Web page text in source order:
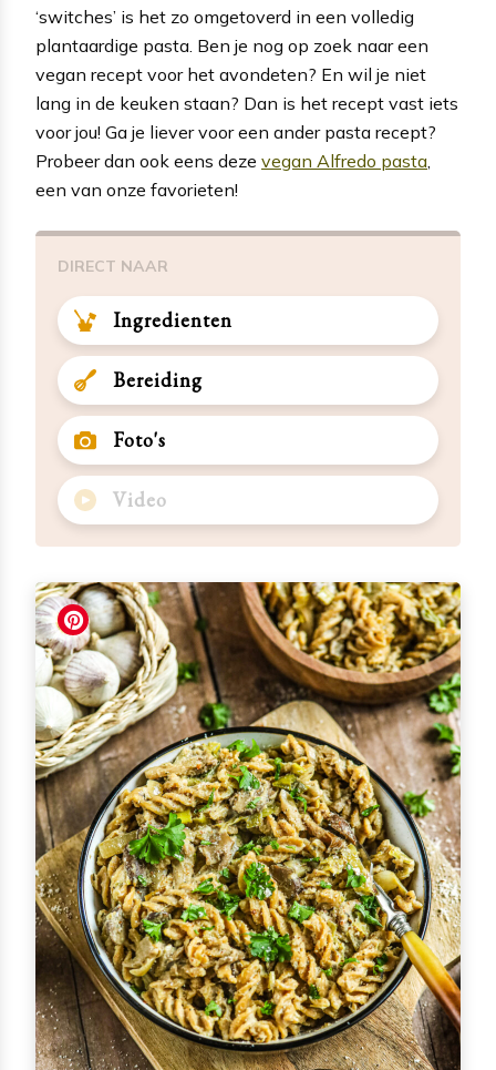
‘switches’ is het zo omgetoverd in een volledig
plantaardige pasta. Ben je nog op zoek naar een
vegan recept voor het avondeten? En wil je niet
lang in de keuken staan? Dan is het recept vast iets
voor jou! Ga je liever voor een ander pasta recept?
Probeer dan ook eens deze vegan Alfredo pasta
een van onze favorieten!
DIRECT NAAR
Ingredienten
Bereiding
Foto's
Video